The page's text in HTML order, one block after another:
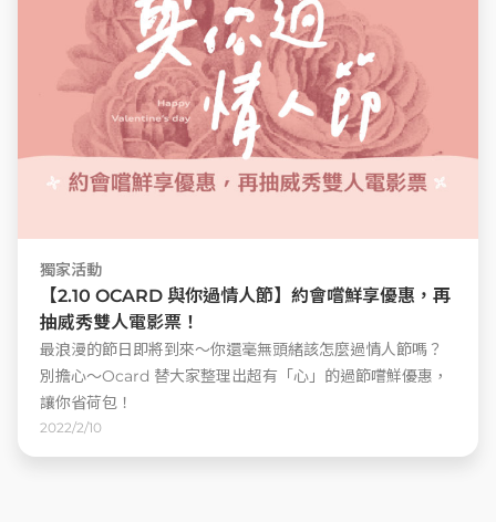
獨家活動
【2.10 OCARD 與你過情人節】約會嚐鮮享優惠，再
抽威秀雙人電影票！
最浪漫的節日即將到來～你還毫無頭緒該怎麼過情人節嗎？
別擔心～Ocard 替大家整理出超有「心」的過節嚐鮮優惠，
讓你省荷包！
2022/2/10